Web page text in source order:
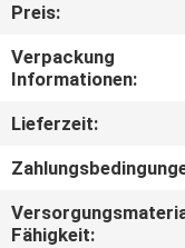
UNS
Preis:
Verpackung
Informationen:
Lieferzeit:
Fähigkeit: